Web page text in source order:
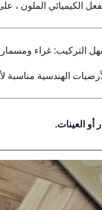
الكيميائي الملون ،
العينات.